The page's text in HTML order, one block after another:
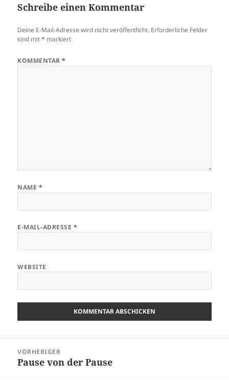
Schreibe einen Kommentar
Deine E-Mail-Adresse wird nicht veröffentlicht. Erforderliche Felder
sind mit* markiert
KOMMENTAR*
NAME *
E-MAIL-ADRESSE *
WEBSITE
VORHERIGER
Vorheriger
Pause von der Pause